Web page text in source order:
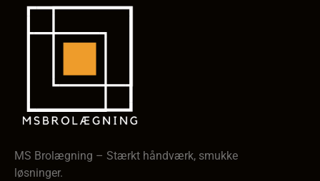
MS Brolægning – Stærkt håndværk, smukke
løsninger.